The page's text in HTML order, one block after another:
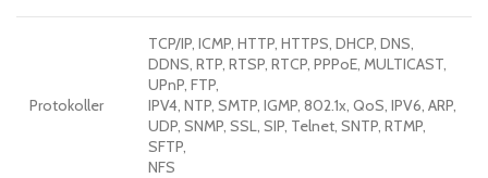
Protokoller
TCP/IP, ICMP, HTTP, HTTPS, DHCP, DNS,
DDNS, RTP, RTSP, RTCP, PPPoE, MULTICAST,
UPnP, FTP,
IPV4, NTP, SMTP, IGMP, 802.1x, QoS, IPV6, ARP,
UDP, SNMP, SSL, SIP, Telnet, SNTP, RTMP,
SFTP,
NFS